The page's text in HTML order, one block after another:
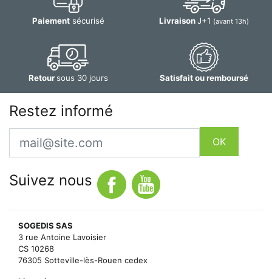
Paiementsécurisé LivraisonJ+1 (avant 13h)
Retoursous 30 jours Satisfait ou remboursé
Restez informé
Email
OK
Suivez nous
SOGEDIS SAS
3 rue Antoine Lavoisier
CS 10268
76305 Sotteville-lès-Rouen cedex